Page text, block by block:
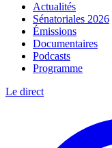
Actualités
Sénatoriales 2026
Émissions
Documentaires
Podcasts
Programme
Le direct